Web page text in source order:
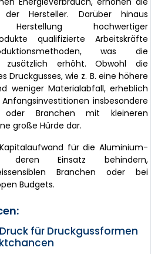
der Hersteller. Darüber hinaus
hochwertiger
qualifizierte Arbeitskräfte
was die
zusätzlich erhöht. Obwohl die
Druckgusses, wie z. B. eine höhere
weniger Materialabfall, erheblich
insbesondere
oder Branchen mit kleineren
große Hürde dar.
für die Aluminium-
deren Einsatz behindern,
Branchen oder bei
Budgets.
für Druckgussformen